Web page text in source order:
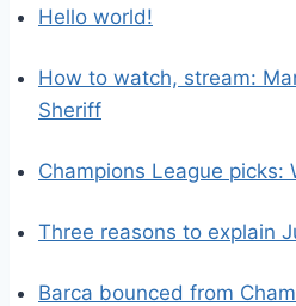
Hello world!
How to watch, stream:
Sheriff
Champions League picks:
Three reasons to explain
Barca bounced from